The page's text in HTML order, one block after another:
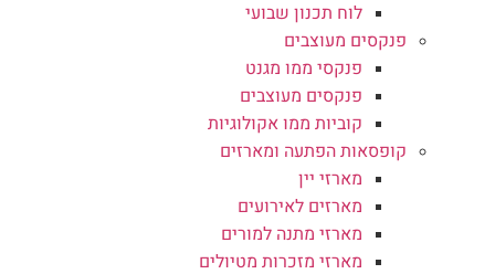
לוח תכנון שבועי
פנקסים מעוצבים
פנקסי ממו מגנט
פנקסים מעוצבים
קוביות ממו אקולוגיות
קופסאות הפתעה ומארזים
מארזי יין
מארזים לאירועים
מארזי מתנה למורים
מארזי מזכרות מטיולים